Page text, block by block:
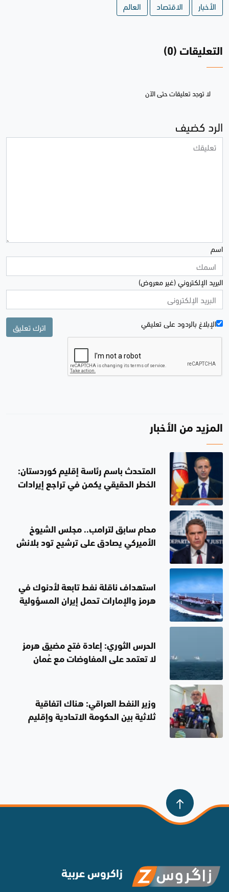
الأخبار الاقتصاد العالم
التعليقات (0)
لا توجد تعليقات حتى الآن
الرد كضيف
اسم
البريد الإلكتروني (غير معروض)
الإبلاغ بالردود علی تعليقي اترك تعليق
المزيد من الأخبار
المتحدث باسم رئاسة إقليم كوردستان:
الخطر الحقيقي يكمن في تراجع إيرادات
محام سابق لترامب.. مجلس الشيوخ
الأميركي يصادق على ترشيح تود بلانش
استهداف ناقلة نفط تابعة لأدنوك في
هرمز والإمارات تحمل إيران المسؤولية
الحرس الثوري: إعادة فتح مضيق هرمز
لا تعتمد على المفاوضات مع عُمان
وزير النفط العراقي: هناك اتفاقية
ثلاثية بين الحكومة الاتحادية وإقليم
زاكروس عربية